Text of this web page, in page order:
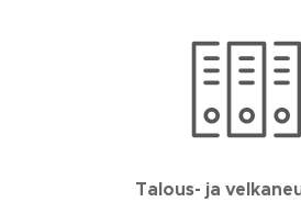
Talous- ja